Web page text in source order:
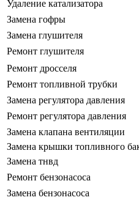
Удаление катализатора
Замена гофры
Замена глушителя
Ремонт глушителя
Ремонт дросселя
Ремонт топливной трубки
Замена регулятора давления
Ремонт регулятора давления
Замена клапана вентиляции
Замена крышки топливного
Замена тнвд
Ремонт бензонасоса
Замена бензонасоса